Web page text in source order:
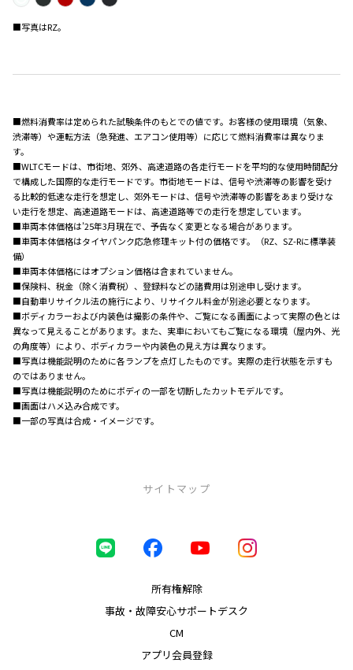
■写真はRZ。
■燃料消費率は定められた試験条件のもとでの値です。お客様の使用環境（気象、
渋滞等）や運転方法（急発進、エアコン使用等）に応じて燃料消費率は異なりま
す。
■WLTCモードは、市街地、郊外、高速道路の各走行モードを平均的な使用時間配分
で構成した国際的な走行モードです。市街地モードは、信号や渋滞等の影響を受け
る比較的低速な走行を想定し、郊外モードは、信号や渋滞等の影響をあまり受けな
い走行を想定、高速道路モードは、高速道路等での走行を想定しています。
■車両本体価格は’25年3月現在で、予告なく変更となる場合があります。
■車両本体価格はタイヤパンク応急修理キット付の価格です。（RZ、SZ-Rに標準装
備）
■車両本体価格にはオプション価格は含まれていません。
■保険料、税金（除く消費税）、登録料などの諸費用は別途申し受けます。
■自動車リサイクル法の施行により、リサイクル料金が別途必要となります。
■ボディカラーおよび内装色は撮影の条件や、ご覧になる画面によって実際の色とは
異なって見えることがあります。また、実車においてもご覧になる環境（屋内外、光
の角度等）により、ボディカラーや内装色の見え方は異なります。
■写真は機能説明のために各ランプを点灯したものです。実際の走行状態を示すも
のではありません。
■写真は機能説明のためにボディの一部を切断したカットモデルです。
■画面はハメ込み合成です。
■一部の写真は合成・イメージです。
サイトマップ
所有権解除
事故・故障安心サポートデスク
CM
アプリ会員登録